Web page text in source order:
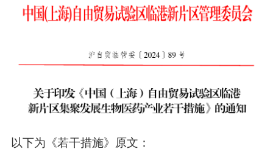
以下为《若干措施》原文：